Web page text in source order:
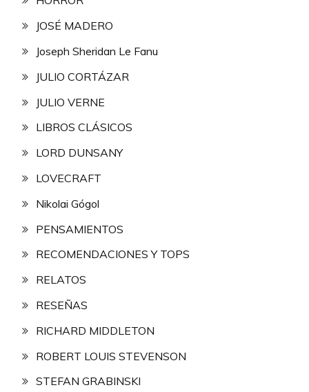
JOSÉ MADERO
Joseph Sheridan Le Fanu
JULIO CORTÁZAR
JULIO VERNE
LIBROS CLÁSICOS
LORD DUNSANY
LOVECRAFT
Nikolai Gógol
PENSAMIENTOS
RECOMENDACIONES Y TOPS
RELATOS
RESEÑAS
RICHARD MIDDLETON
ROBERT LOUIS STEVENSON
STEFAN GRABINSKI